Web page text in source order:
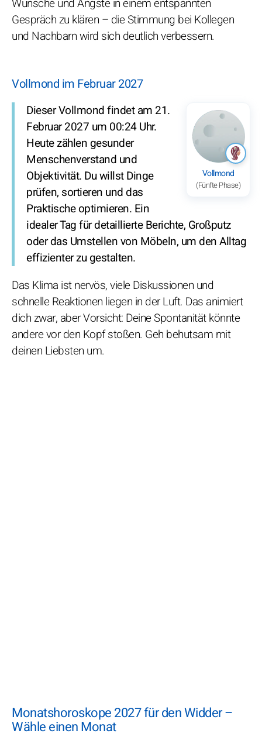
Gespräch zu klären – die Stimmung bei Kollegen
und Nachbarn wird sich deutlich verbessern.
Vollmond im Februar 2027
Vollmond
(Fünfte Phase)
Dieser Vollmond findet am 21.
Februar 2027 um 00:24 Uhr.
Heute zählen gesunder
Menschenverstand und
Objektivität. Du willst Dinge
prüfen, sortieren und das
Praktische optimieren. Ein
idealer Tag für detaillierte Berichte, Großputz
oder das Umstellen von Möbeln, um den Alltag
effizienter zu gestalten.
Das Klima ist nervös, viele Diskussionen und
schnelle Reaktionen liegen in der Luft. Das animiert
dich zwar, aber Vorsicht: Deine Spontanität könnte
andere vor den Kopf stoßen. Geh behutsam mit
deinen Liebsten um.
Monatshoroskope 2027 für den Widder –
Wähle einen Monat